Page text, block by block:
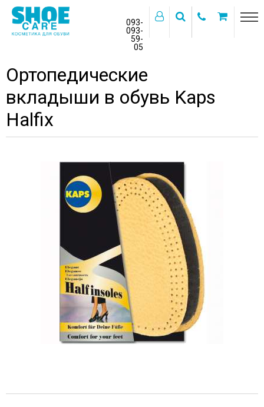
093-
093-
59-
05
Ортопедические
вкладыши в обувь Kaps
Halfix